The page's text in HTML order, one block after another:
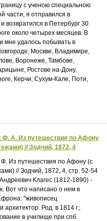
с ученою специальною
части, я отправился в
возвратился в Петербург 30
около четырех месяцев. В
мне удалось побывать в
Москве, Владимире,
Воронеже, Тамбове,
Ростове на-Дону,
Керчи, Сухум-Кале, Поти,
Ф. А. Из путешествия по Афону
// Зодчий, 1872, 4
Ф. Из путешествия по Афону (с
// Зодчий, 1872, 4, стр. 52-54
Клагес (1812-1890) -
Вот что написано о нем в
"живописец
архитектор. Род. в 1814 г.;
в училище при спб.